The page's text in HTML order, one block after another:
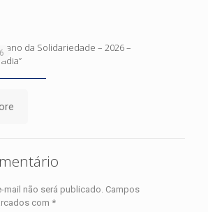
da Solidariedade – 2026 –
mail não será publicado. Campos
com *